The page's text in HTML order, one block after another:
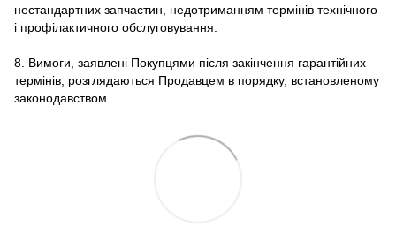
нестандартних запчастин, недотриманням термінів технічного
і профілактичного обслуговування.
8. Вимоги, заявлені Покупцями після закінчення гарантійних
термінів, розглядаються Продавцем в порядку, встановленому
законодавством.